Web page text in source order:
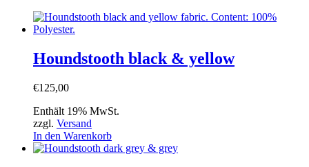
Houndstooth black & yellow
€125,00
Enthält 19% MwSt.
zzgl. Versand
In den Warenkorb